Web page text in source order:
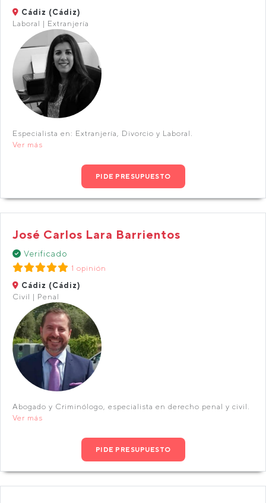
Cádiz (Cádiz)
Laboral | Extranjería
Especialista en: Extranjería, Divorcio y Laboral.
Ver más
PIDE PRESUPUESTO
José Carlos Lara Barrientos
Verificado
1 opinión
Cádiz (Cádiz)
Civil | Penal
Abogado y Criminólogo, especialista en derecho penal y civil.
Ver más
PIDE PRESUPUESTO